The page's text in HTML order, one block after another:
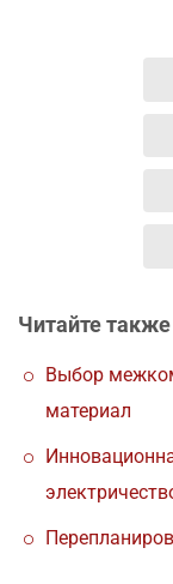
Читайте также
Выбор
материал